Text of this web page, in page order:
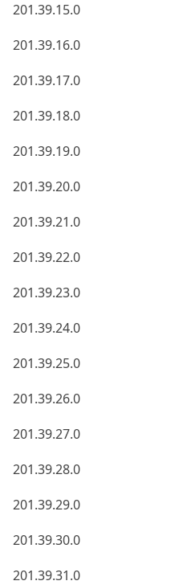
201.39.15.0
201.39.16.0
201.39.17.0
201.39.18.0
201.39.19.0
201.39.20.0
201.39.21.0
201.39.22.0
201.39.23.0
201.39.24.0
201.39.25.0
201.39.26.0
201.39.27.0
201.39.28.0
201.39.29.0
201.39.30.0
201.39.31.0